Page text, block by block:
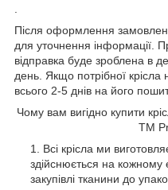
Після оформлення
для уточнення інформації.
відправка буде зроблена в
день. Якщо потрібної
всього 2-5 днів на його
Чому вам вигідно купити
TM
Всі крісла ми
здійснюється на кожному
закупівлі тканини до